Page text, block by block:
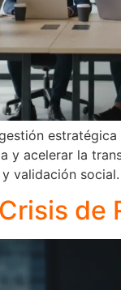
y acelerar la
validación
de